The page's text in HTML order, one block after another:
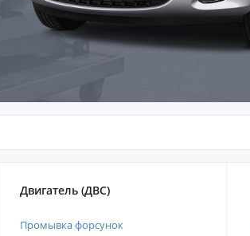
Двигатель (ДВС)
Промывка форсунок